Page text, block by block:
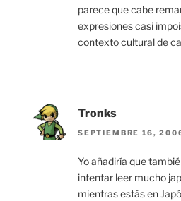
parece que cabe
expresiones casi
contexto cultural de
Tronks
SEPTIEMBRE 16,
Yo añadiría que
intentar leer mucho
mientras estás en